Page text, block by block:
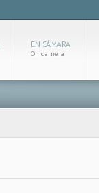
EN CÁMARA
On camera